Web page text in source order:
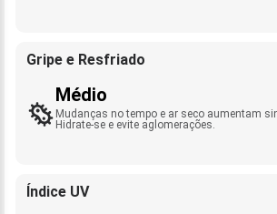
Gripe e Resfriado
Médio
Mudanças no tempo e ar seco aumentam
Hidrate-se e evite aglomerações.
Índice UV